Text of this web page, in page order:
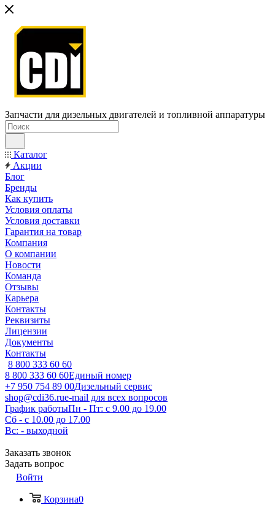
Запчасти для дизельных двигателей и топливной аппаратуры
Каталог
Акции
Блог
Бренды
Как купить
Условия оплаты
Условия доставки
Гарантия на товар
Компания
О компании
Новости
Команда
Отзывы
Карьера
Контакты
Реквизиты
Лицензии
Документы
Контакты
8 800 333 60 60
8 800 333 60 60Единый номер
+7 950 754 89 00Дизельный сервис
shop@cdi36.rue-mail для всех вопросов
График работыПн - Пт: с 9.00 до 19.00
Сб - с 10.00 до 17.00
Вс: - выходной
Заказать звонок
Задать вопрос
Войти
Корзина0